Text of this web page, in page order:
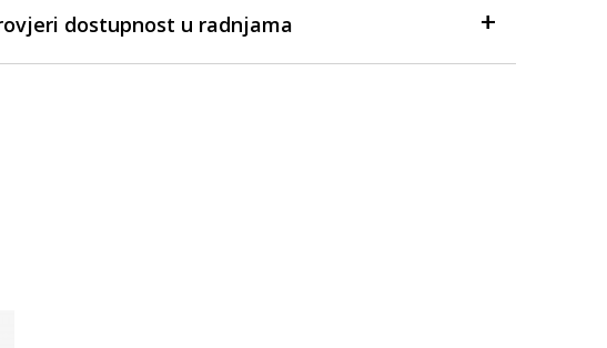
dostupnost u radnjama